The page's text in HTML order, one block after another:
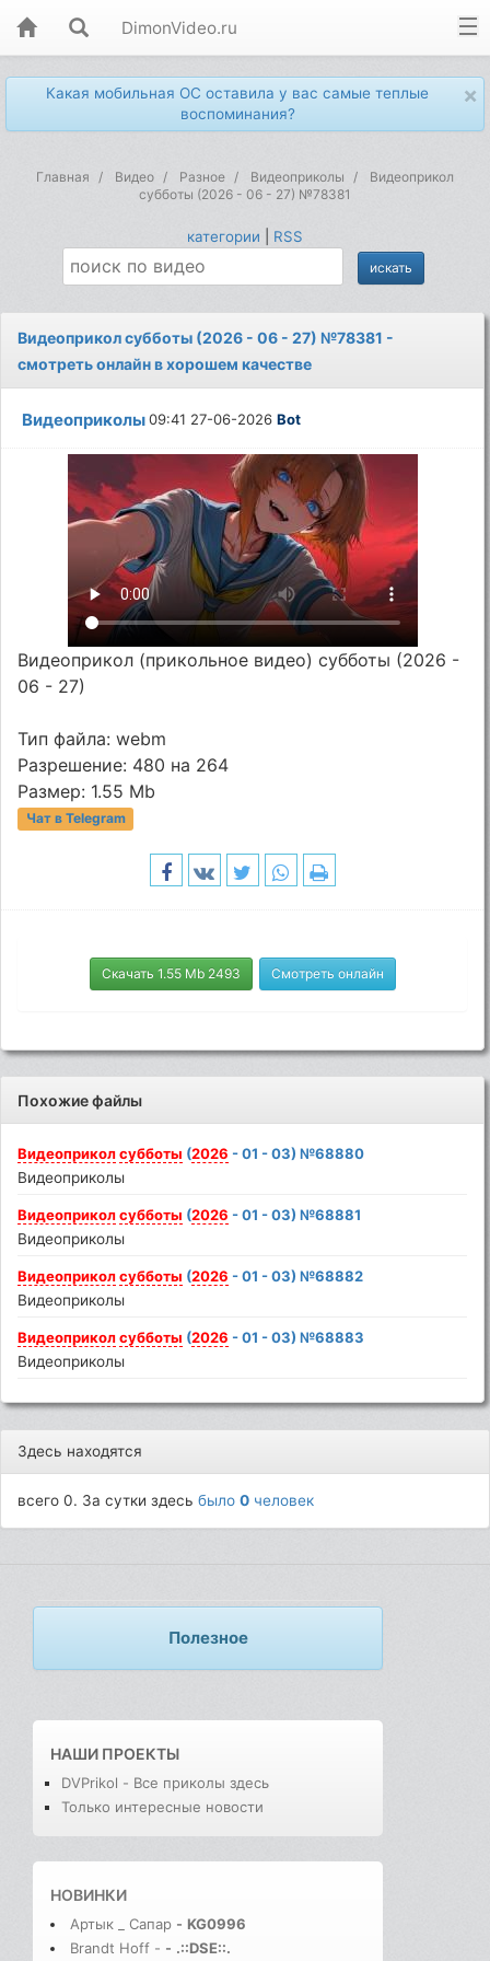
DimonVideo.ru
×
Какая мобильная ОС оставила у вас самые теплые
воспоминания?
Главная Видео Разное Видеоприколы
Видеоприкол
субботы (2026 - 06 - 27) №78381
категории RSS
Видеоприкол субботы (2026 - 06 - 27) №78381 -
смотреть онлайн в хорошем качестве
Видеоприколы09:41 27-06-2026Bot
Видеоприкол (прикольное видео) субботы (2026 -
06 - 27)
Тип файла: webm
Разрешение: 480 на 264
Размер: 1.55 Mb
Чат в Telegram
Скачать 1.55 Mb 2493 Смотреть онлайн
Похожие файлы
Видеоприкол субботы (2026 - 01 - 03) №68880
Видеоприколы
Видеоприкол субботы (2026 - 01 - 03) №68881
Видеоприколы
Видеоприкол субботы (2026 - 01 - 03) №68882
Видеоприколы
Видеоприкол субботы (2026 - 01 - 03) №68883
Видеоприколы
Здесь находятся
всего 0. За сутки здесьбыло0 человек
Полезное
НАШИ ПРОЕКТЫ
DVPrikol - Все приколы здесь
Только интересные новости
НОВИНКИ
Артык _ Сапар - KG0996
Brandt Hoff - - .::DSE::.